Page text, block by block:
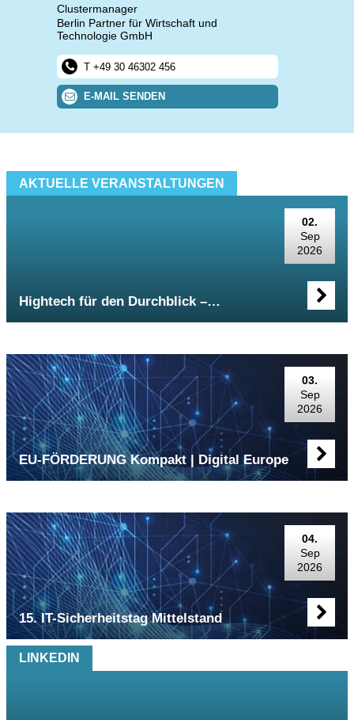
Clustermanager
Berlin Partner für Wirtschaft und
Technologie GmbH
+49 30 46302 456
E-MAIL SENDEN
AKTUELLE VERANSTALTUNGEN
02.
Sep
2026
Hightech für den Durchblick –…
03.
Sep
2026
EU-FÖRDERUNG Kompakt | Digital Europe
04.
Sep
2026
15. IT-Sicherheitstag Mittelstand